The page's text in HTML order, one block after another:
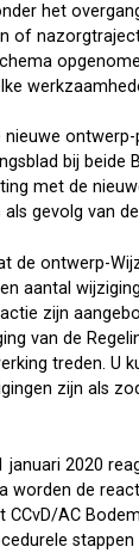
het
of
nieuwe
bij beide
met de
gevolg van
de ontwerp-
aantal
zijn
van de
treden. U
zijn als
januari 2020
worden de
CCvD/AC